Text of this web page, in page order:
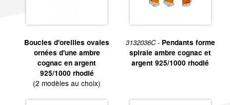
Boucles d'oreilles ovales
ornées d'une ambre
cognac en argent
925/1000 rhodié
(2 modèles au choix)
3132036C - Pendants forme
spirale ambre cognac et
argent 925/1000 rhodié